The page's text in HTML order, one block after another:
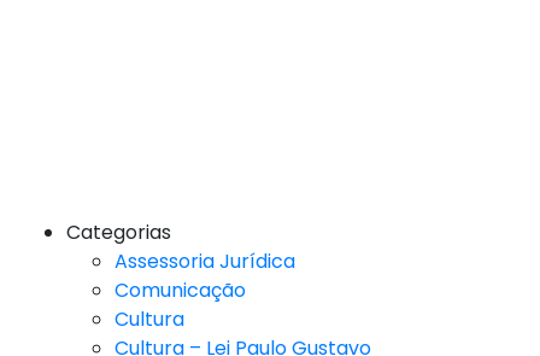
Categorias
Assessoria Jurídica
Comunicação
Cultura
Cultura – Lei Paulo Gustavo